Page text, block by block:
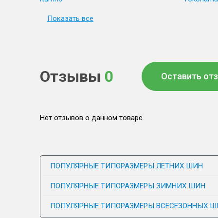
Показать все
Отзывы 0 Оставить
Нет отзывов о данном товаре.
ПОПУЛЯРНЫЕ ТИПОРАЗМЕРЫ ЛЕТНИХ ШИН
ПОПУЛЯРНЫЕ ТИПОРАЗМЕРЫ ЗИМНИХ ШИН
ПОПУЛЯРНЫЕ ТИПОРАЗМЕРЫ ВСЕСЕЗОННЫХ